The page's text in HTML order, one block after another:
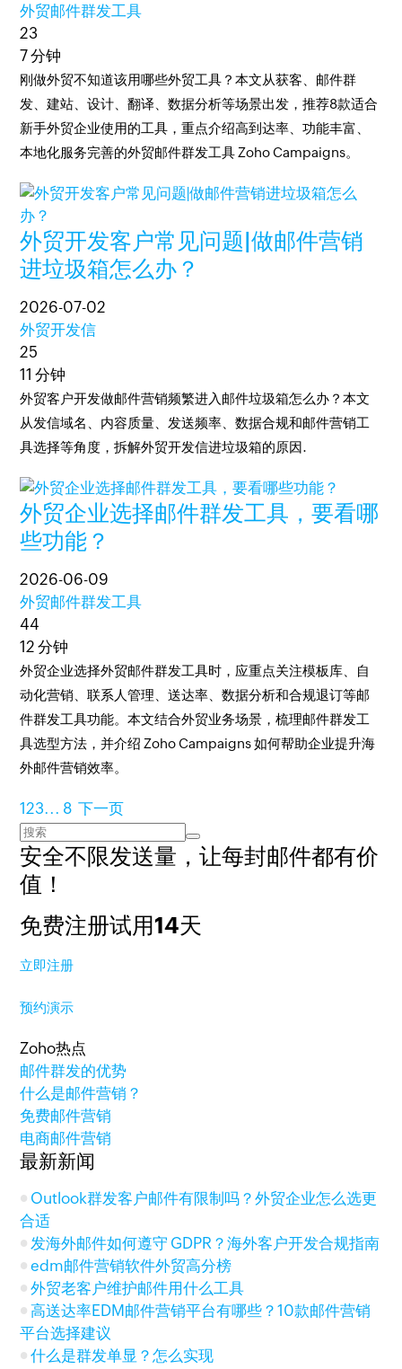
外贸邮件群发工具
23
7 分钟
刚做外贸不知道该用哪些外贸工具？本文从获客、邮件群
发、建站、设计、翻译、数据分析等场景出发，推荐8款适合
新手外贸企业使用的工具，重点介绍高到达率、功能丰富、
本地化服务完善的外贸邮件群发工具 Zoho Campaigns。
外贸开发客户常见问题|做邮件营销
进垃圾箱怎么办？
2026-07-02
外贸开发信
25
11 分钟
外贸客户开发做邮件营销频繁进入邮件垃圾箱怎么办？本文
从发信域名、内容质量、发送频率、数据合规和邮件营销工
具选择等角度，拆解外贸开发信进垃圾箱的原因.
外贸企业选择邮件群发工具，要看哪
些功能？
2026-06-09
外贸邮件群发工具
44
12 分钟
外贸企业选择外贸邮件群发工具时，应重点关注模板库、自
动化营销、联系人管理、送达率、数据分析和合规退订等邮
件群发工具功能。本文结合外贸业务场景，梳理邮件群发工
具选型方法，并介绍 Zoho Campaigns 如何帮助企业提升海
外邮件营销效率。
123... 8 下一页
安全不限发送量，让每封邮件都有价
值！
免费注册试用14天
立即注册
预约演示
Zoho热点
邮件群发的优势
什么是邮件营销？
免费邮件营销
电商邮件营销
最新新闻
Outlook群发客户邮件有限制吗？外贸企业怎么选更
合适
发海外邮件如何遵守 GDPR？海外客户开发合规指南
edm邮件营销软件外贸高分榜
外贸老客户维护邮件用什么工具
高送达率EDM邮件营销平台有哪些？10款邮件营销
平台选择建议
什么是群发单显？怎么实现